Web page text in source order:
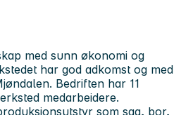
med sunn økonomi og
har god adkomst og med
Bedriften har 11
medarbeidere.
som sag, bor,